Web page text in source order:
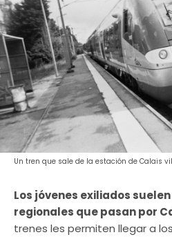
Un tren que sale de la estación de Calais
Los jóvenes exiliados
regionales que pasan por
trenes les permiten llegar a